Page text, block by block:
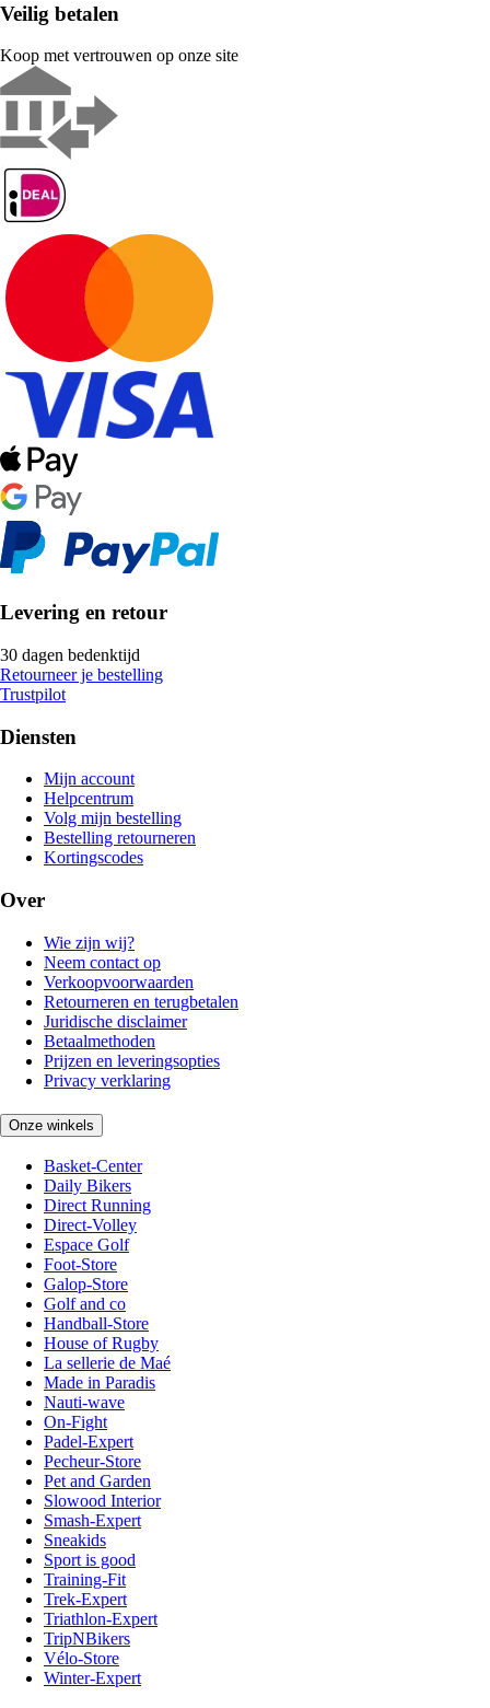
Veilig betalen
Koop met vertrouwen op onze site
Levering en retour
30 dagen bedenktijd
Retourneer je bestelling
Trustpilot
Diensten
Mijn account
Helpcentrum
Volg mijn bestelling
Bestelling retourneren
Kortingscodes
Over
Wie zijn wij?
Neem contact op
Verkoopvoorwaarden
Retourneren en terugbetalen
Juridische disclaimer
Betaalmethoden
Prijzen en leveringsopties
Privacy verklaring
Onze winkels
Basket-Center
Daily Bikers
Direct Running
Direct-Volley
Espace Golf
Foot-Store
Galop-Store
Golf and co
Handball-Store
House of Rugby
La sellerie de Maé
Made in Paradis
Nauti-wave
On-Fight
Padel-Expert
Pecheur-Store
Pet and Garden
Slowood Interior
Smash-Expert
Sneakids
Sport is good
Training-Fit
Trek-Expert
Triathlon-Expert
TripNBikers
Vélo-Store
Winter-Expert